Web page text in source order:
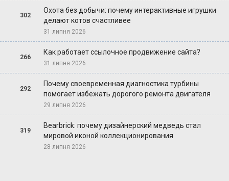
302
Охота без добычи: почему интерактивные игрушки
делают котов счастливее
31 липня 2026
266
Как работает ссылочное продвижение сайта?
31 липня 2026
292
Почему своевременная диагностика турбины
помогает избежать дорогого ремонта двигателя
29 липня 2026
319
Bearbrick: почему дизайнерский медведь стал
мировой иконой коллекционирования
28 липня 2026